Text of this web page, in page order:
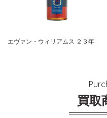
エヴァン・ウィリアムス ２３年
買取